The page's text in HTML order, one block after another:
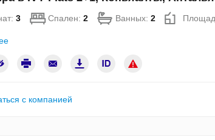
3 Спален: 2 Ванных: 2
с компанией